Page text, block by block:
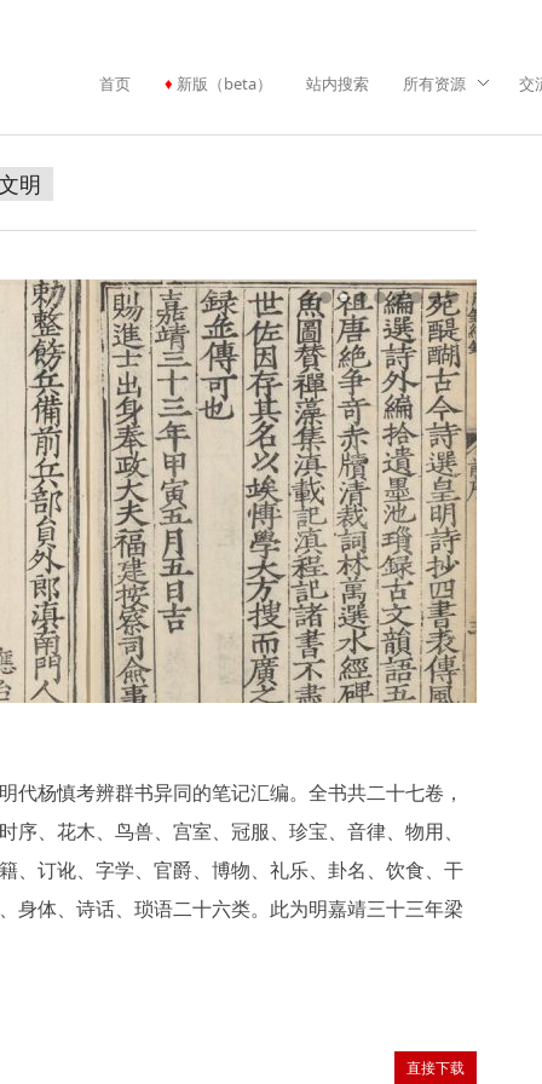
首页 新版（beta） 站内搜索 所有资源 交
明
代杨慎考辨群书异同的笔记汇编。全书共二十七卷，
序、花木、鸟兽、宫室、冠服、珍宝、音律、物用、
、订讹、字学、官爵、博物、礼乐、卦名、饮食、干
身体、诗话、琐语二十六类。此为明嘉靖三十三年梁
直接下载